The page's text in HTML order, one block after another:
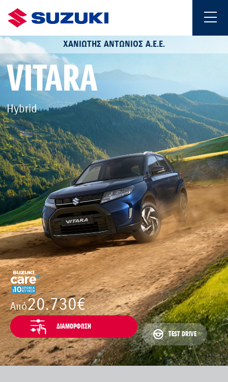
ΧΑΝΙΩΤΗΣ ΑΝΤΩΝΙΟΣ Α.Ε.Ε.
VITARA
Hybrid
Από20.730€
ΔΙΑΜΟΡΦΩΣΗ
TEST DRIVE